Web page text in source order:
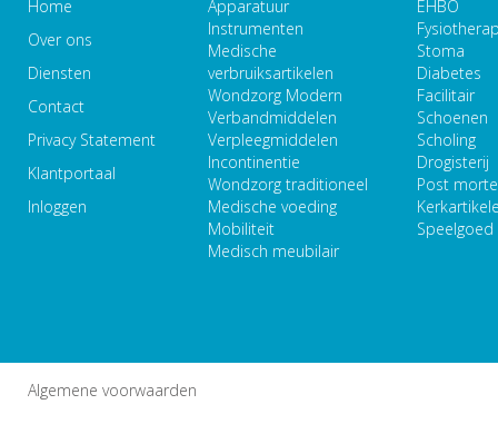
Home
Over ons
Diensten
Contact
Privacy Statement
Klantportaal
Inloggen
Apparatuur
Instrumenten
Medische
verbruiksartikelen
Wondzorg Modern
Verbandmiddelen
Verpleegmiddelen
Incontinentie
Wondzorg traditioneel
Medische voeding
Mobiliteit
Medisch meubilair
EHBO
Stoma
Diabetes
Facilitair
Schoenen
Scholing
Drogisterij
Post
Speelgoed
Algemene voorwaarden